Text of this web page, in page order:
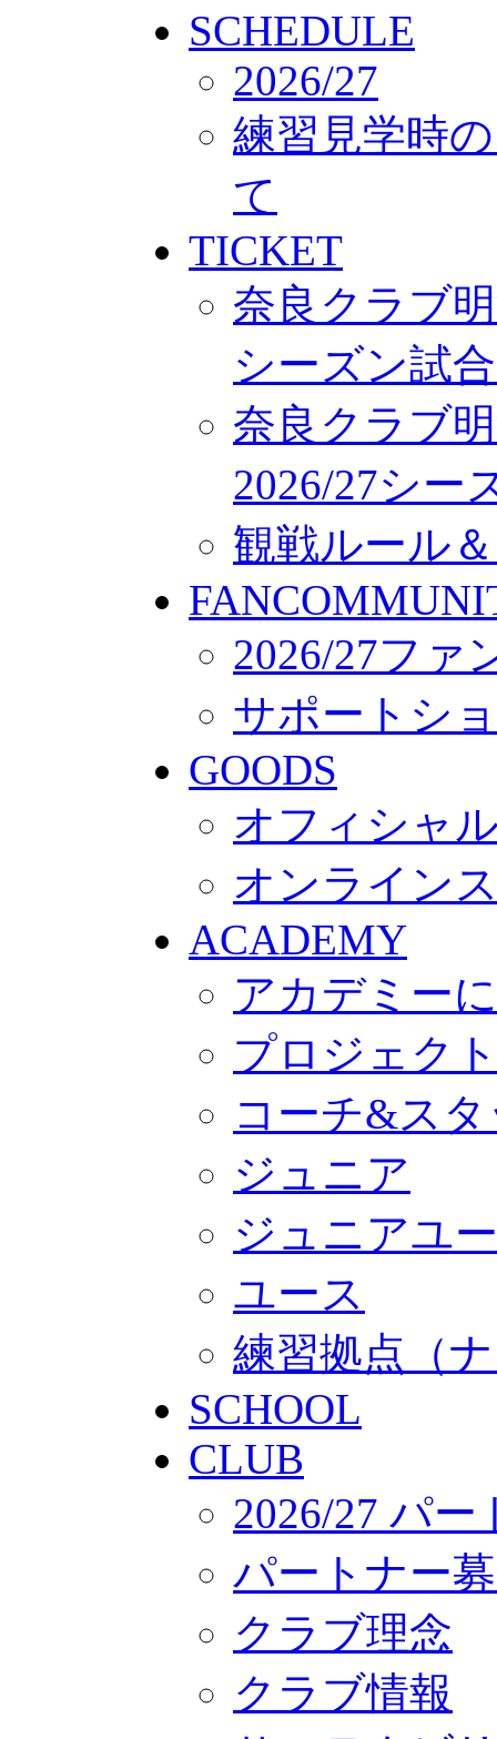
SCHEDULE
2026/27
練習見学時
て
TICKET
奈良クラブ
シーズン試
奈良クラブ
2026/27シー
観戦ルール
2026/27ファ
サポートシ
GOODS
オフィシャ
オンライン
ACADEMY
アカデミー
プロジェク
コーチ&ス
ジュニア
ジュニアユ
ユース
練習拠点（
SCHOOL
CLUB
2026/27 パ
パートナー
クラブ理念
クラブ情報